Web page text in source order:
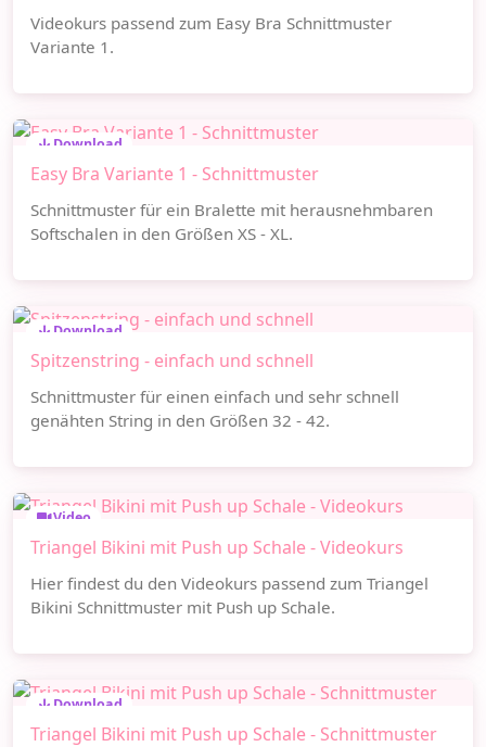
Videokurs passend zum Easy Bra Schnittmuster
Variante 1.
Download
Easy Bra Variante 1 - Schnittmuster
Schnittmuster für ein Bralette mit herausnehmbaren
Softschalen in den Größen XS - XL.
Download
Spitzenstring - einfach und schnell
Schnittmuster für einen einfach und sehr schnell
genähten String in den Größen 32 - 42.
Video
Triangel Bikini mit Push up Schale - Videokurs
Hier findest du den Videokurs passend zum Triangel
Bikini Schnittmuster mit Push up Schale.
Download
Triangel Bikini mit Push up Schale - Schnittmuster